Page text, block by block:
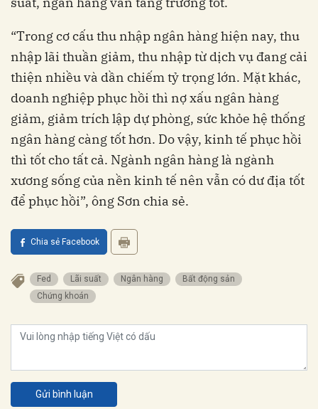
“Trong cơ cấu thu nhập ngân hàng hiện nay, thu
nhập lãi thuần giảm, thu nhập từ dịch vụ đang cải
thiện nhiều và dần chiếm tỷ trọng lớn. Mặt khác,
doanh nghiệp phục hồi thì nợ xấu ngân hàng
giảm, giảm trích lập dự phòng, sức khỏe hệ thống
ngân hàng càng tốt hơn. Do vậy, kinh tế phục hồi
thì tốt cho tất cả. Ngành ngân hàng là ngành
xương sống của nền kinh tế nên vẫn có dư địa tốt
để phục hồi”, ông Sơn chia sẻ.
Chia sẻ Facebook
Fed lãi suất ngân hàng
bất động sản
chứng khoán
Gửi bình luận